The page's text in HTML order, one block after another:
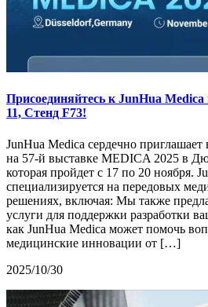
Присоединяйтесь к JunHua
11, Стенд F73!
JunHua Medica сердечно приглашает
на 57-й выставке MEDICA 2025 в
которая пройдет с 17 по 20 ноября.
специализируется на передовых
решениях, включая: Мы также
услуги для поддержки разработки
как JunHua Medica может помочь
медицинские инновации от […]
2025/10/30